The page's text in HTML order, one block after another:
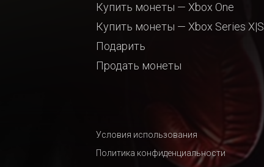
Купить монеты — Xbox One
Купить монеты — Xbox Series X|S
Подарить
Продать монеты
Условия использования
Политика конфиденциальности